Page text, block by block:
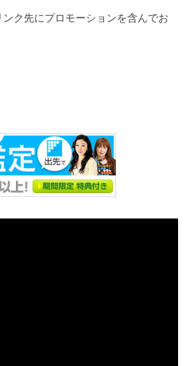
ク先にプロモーションを含んでお
有